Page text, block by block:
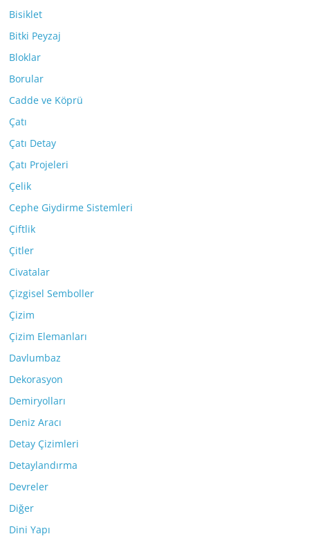
Bisiklet
Bitki Peyzaj
Bloklar
Borular
Cadde ve Köprü
Çatı
Çatı Detay
Çatı Projeleri
Çelik
Cephe Giydirme Sistemleri
Çiftlik
Çitler
Civatalar
Çizgisel Semboller
Çizim
Çizim Elemanları
Davlumbaz
Dekorasyon
Demiryolları
Deniz Aracı
Detay Çizimleri
Detaylandırma
Devreler
Diğer
Dini Yapı